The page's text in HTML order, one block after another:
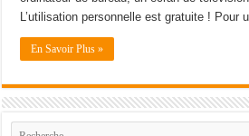
L’utilisation personnelle est gratuite ! Pour
En Savoir Plus »